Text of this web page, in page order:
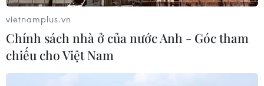
vietnamplus.vn
Chính sách nhà ở của nước Anh - Góc tham
chiếu cho Việt Nam